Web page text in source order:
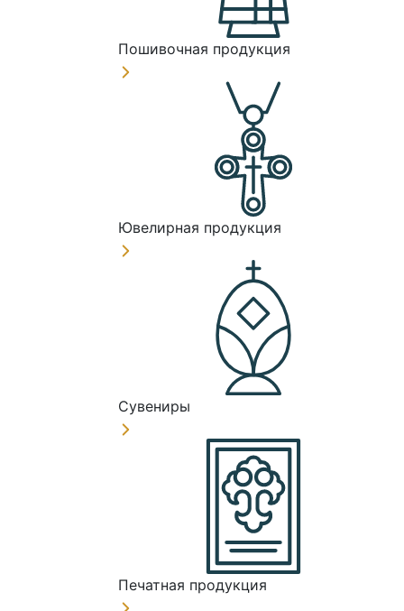
Пошивочная продукция
Ювелирная продукция
Сувениры
Печатная продукция